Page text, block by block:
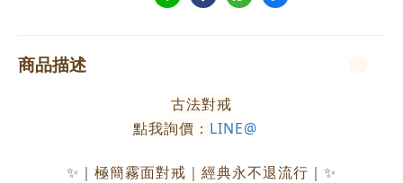
商品描述
古法對戒
點我詢價： LINE@
✨｜極簡霧面對戒｜經典永不退流行｜✨